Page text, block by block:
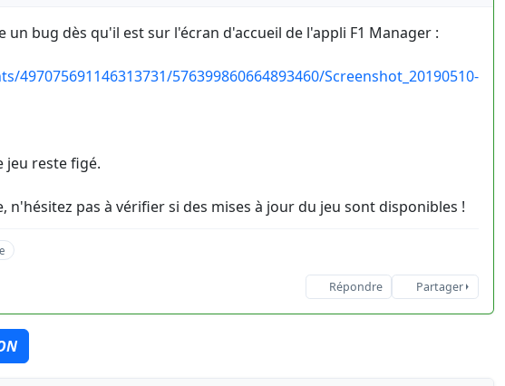
bug dès qu'il est sur l'écran d'accueil de l'appli F1 Manager :
576399860664893460/Screenshot_20190510-
jeu reste figé.
n'hésitez pas à vérifier si des mises à jour du jeu sont disponibles !
Répondre Partager